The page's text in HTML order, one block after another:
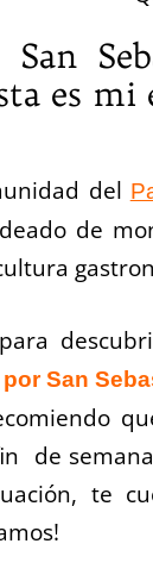
es
del
de
San
de
te